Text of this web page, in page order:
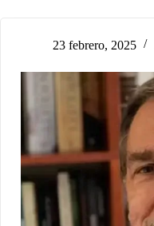
23 febrero, 2025